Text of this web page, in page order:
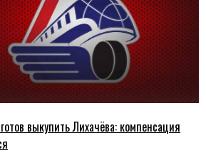
выкупить Лихачёва: компенсация